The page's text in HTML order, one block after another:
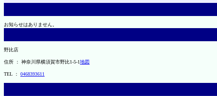
お知らせはありません。
野比店
住所 ： 神奈川県横須賀市野比1-5-1地図
TEL ： 0468393611